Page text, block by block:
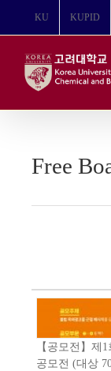
뛰
KU KUPID
Free
【공모전】제
공모전 (대상